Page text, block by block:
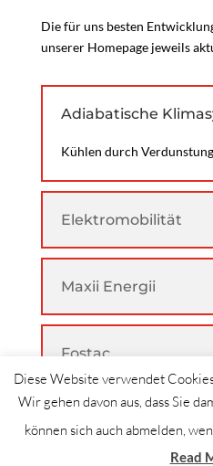
Die für uns besten
unserer Homepage jeweils
Adiabatische
Kühlen durch
Elektromobilität
Maxii Energii
Fostac
Diese Website verwendet
Wir gehen davon aus, dass Sie
können sich auch abmelden,
Read